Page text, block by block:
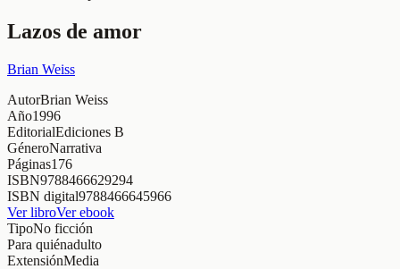
Lazos de amor
Brian Weiss
AutorBrian Weiss
Año1996
EditorialEdiciones B
GéneroNarrativa
Páginas176
ISBN9788466629294
ISBN digital9788466645966
Ver libroVer ebook
TipoNo ficción
Para quiénadulto
ExtensiónMedia